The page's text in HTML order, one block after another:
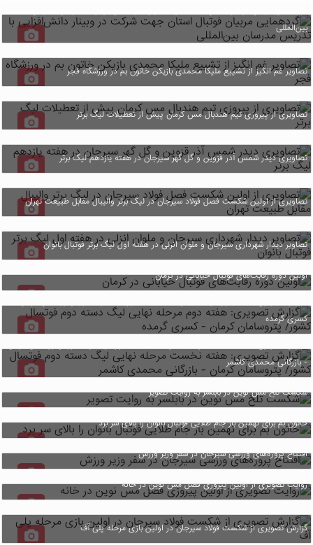
بین‌المللی
تصاویر غم انگیز از تشییع ملیکا محمدی بازیکن خاتون بم در ورزشگاه فجر
تصاویری از پیروزی تیم هندبال مس کرمان پیش از تعطیلات لیگ برتر
تصاویری دیدر شمس آذر قزوین و گل گهر سیرجان در هفته یازدهم لیگ برتر
تصاویری از اولین شکست فصل فولاد سیرجان در لیگ برتر والیبال مقابل طبیعت تهران
تصاویر دیدار شهرداری سیرجان و ملوان انزلی در هفته اول لیگ برتر فوتبال بانوان
اولین دوره رقابت‌های فوتبال خیابانی در کرمان
کسری گرمده
- بازرگانی محمدی کاشمر
شکست تلخ مس نوین در بابلسر به روایت تصویر
خاتون بم برای نهمین بار جام طلایی فوتبال بانوان را بالای سر برد
افتتاح پروژه‌های ورزشی سیرجان در سفر وزیر ورزش
روایت تصویری از اولین پیروزی فصل مس نوین در خانه
گزارش تصویری از شکست فولاد سیرجان در اولین بازی مرحله پلی آف